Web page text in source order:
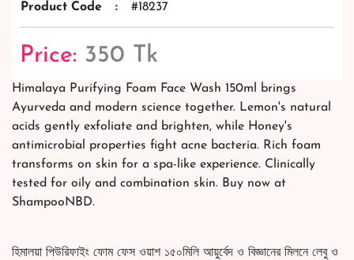
Product Code : #18237
Price: 350 Tk
Himalaya Purifying Foam Face Wash 150ml brings
Ayurveda and modern science together. Lemon's natural
acids gently exfoliate and brighten, while Honey's
antimicrobial properties fight acne bacteria. Rich foam
transforms on skin for a spa-like experience. Clinically
tested for oily and combination skin. Buy now at
ShampooNBD.
হিমালয়া পিউরিফাইং ফোম ফেস ওয়াশ ১৫০মিলি আয়ুর্বেদ ও বিজ্ঞানের মিলনে লেবু ও